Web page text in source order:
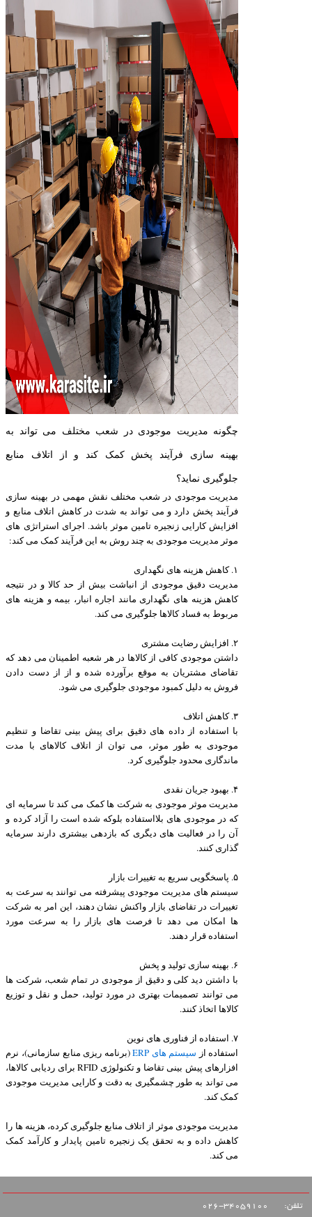
چگونه مدیریت موجودی در شعب مختلف می تواند به
بهینه سازی فرآیند پخش کمک کند و از اتلاف منابع
جلوگیری نماید؟
مدیریت موجودی در شعب مختلف نقش مهمی در بهینه سازی
فرآیند پخش دارد و می تواند به شدت در کاهش اتلاف منابع و
افزایش کارایی زنجیره تامین موثر باشد. اجرای استراتژی های
موثر مدیریت موجودی به چند روش به این فرآیند کمک می کند:
۱. کاهش هزینه های نگهداری
مدیریت دقیق موجودی از انباشت بیش از حد کالا و در نتیجه
کاهش هزینه های نگهداری مانند اجاره انبار، بیمه و هزینه های
مربوط به فساد کالاها جلوگیری می کند.
۲. افزایش رضایت مشتری
داشتن موجودی کافی از کالاها در هر شعبه اطمینان می دهد که
تقاضای مشتریان به موقع برآورده شده و از از دست دادن
فروش به دلیل کمبود موجودی جلوگیری می شود.
۳. کاهش اتلاف
با استفاده از داده های دقیق برای پیش بینی تقاضا و تنظیم
موجودی به طور موثر، می توان از اتلاف کالاهای با مدت
ماندگاری محدود جلوگیری کرد.
۴. بهبود جریان نقدی
مدیریت موثر موجودی به شرکت ها کمک می کند تا سرمایه ای
که در موجودی های بلااستفاده بلوکه شده است را آزاد کرده و
آن را در فعالیت های دیگری که بازدهی بیشتری دارند سرمایه
گذاری کنند.
۵. پاسخگویی سریع به تغییرات بازار
سیستم های مدیریت موجودی پیشرفته می توانند به سرعت به
تغییرات در تقاضای بازار واکنش نشان دهند، این امر به شرکت
ها امکان می دهد تا فرصت های بازار را به سرعت مورد
استفاده قرار دهند.
۶. بهینه سازی تولید و پخش
با داشتن دید کلی و دقیق از موجودی در تمام شعب، شرکت ها
می توانند تصمیمات بهتری در مورد تولید، حمل و نقل و توزیع
کالاها اتخاذ کنند.
۷. استفاده از فناوری های نوین
استفاده از سیستم های ERP
(برنامه ریزی منابع سازمانی)، نرم
افزارهای پیش بینی تقاضا و تکنولوژی RFID برای ردیابی کالاها،
می تواند به طور چشمگیری به دقت و کارایی مدیریت موجودی
کمک کند.
مدیریت موجودی موثر از اتلاف منابع جلوگیری کرده، هزینه ها را
کاهش داده و به تحقق یک زنجیره تامین پایدار و کارآمد کمک
می کند.
تلفن: